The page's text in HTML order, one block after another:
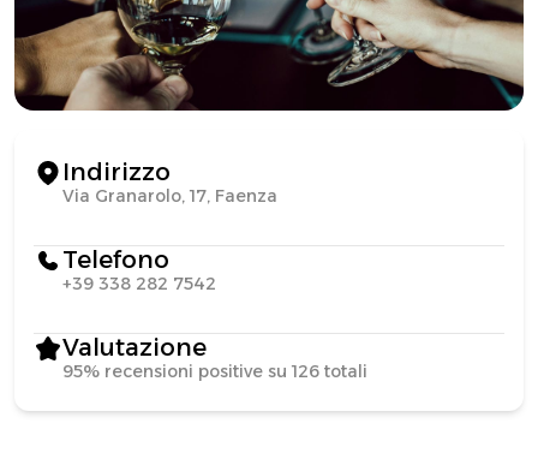
Indirizzo
Via Granarolo, 17, Faenza
Telefono
+39 338 282 7542
Valutazione
95% recensioni positive su 126 totali